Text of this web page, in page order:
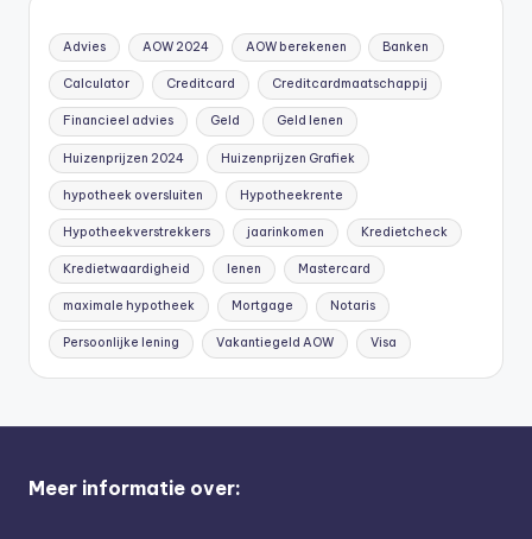
Advies AOW 2024 AOW berekenen Banken
Calculator Creditcard Creditcardmaatschappij
Financieel advies Geld Geld lenen
Huizenprijzen 2024 Huizenprijzen Grafiek
hypotheek oversluiten Hypotheekrente
Hypotheekverstrekkers jaarinkomen Kredietcheck
Kredietwaardigheid lenen Mastercard
maximale hypotheek Mortgage Notaris
Persoonlijke lening Vakantiegeld AOW Visa
Meer informatie over: